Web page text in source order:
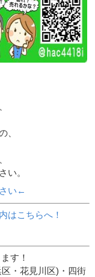
、
い。
い←
はこちらへ！
す！
・花見川区)・四街